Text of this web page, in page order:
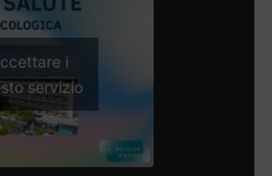
i
servizio